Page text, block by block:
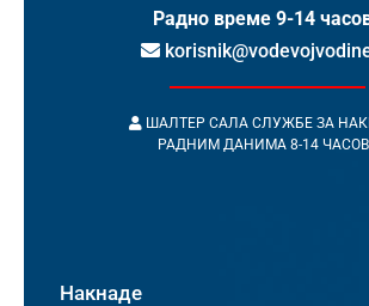
Радно време 9-14
ШАЛТЕР САЛА СЛУЖБЕ ЗА
РАДНИМ ДАНИМА 8-14
Накнаде